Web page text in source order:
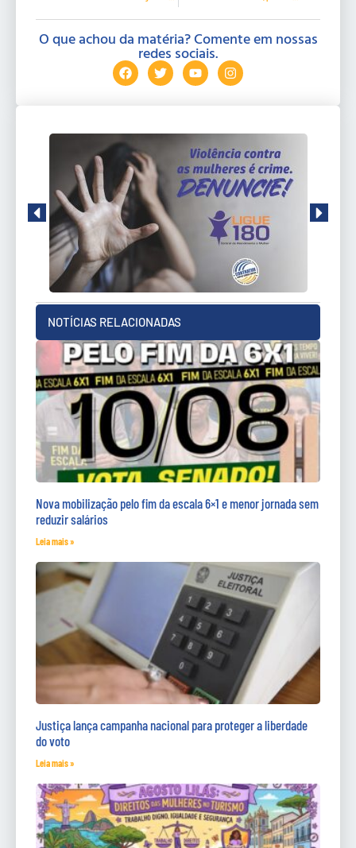
O que achou da matéria? Comente em nossas
redes sociais.
NOTÍCIAS RELACIONADAS
Nova mobilização pelo fim da escala 6×1 e menor jornada sem
reduzir salários
Leia mais »
Justiça lança campanha nacional para proteger a liberdade
do voto
Leia mais »